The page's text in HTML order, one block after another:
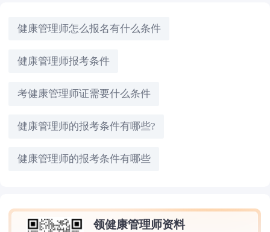
健康管理师怎么报名有什么条件
健康管理师报考条件
考健康管理师证需要什么条件
健康管理师的报考条件有哪些?
健康管理师的报考条件有哪些
领健康管理师资料